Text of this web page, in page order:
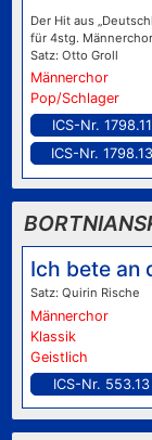
Der Hit aus
für 4stg.
Satz: Otto Groll
Männerchor
Pop/Schlager
ICS-Nr. 1798.11
ICS-Nr. 1798.13
Ich bete an
Satz: Quirin Rische
Männerchor
Klassik
Geistlich
ICS-Nr. 553.13